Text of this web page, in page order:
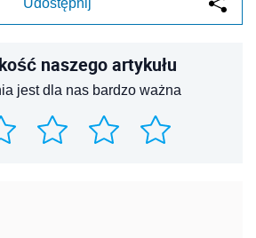
naszego artykułu
jest dla nas bardzo ważna